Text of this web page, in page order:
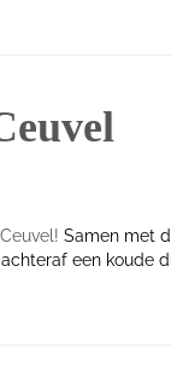
Samen met
een koude